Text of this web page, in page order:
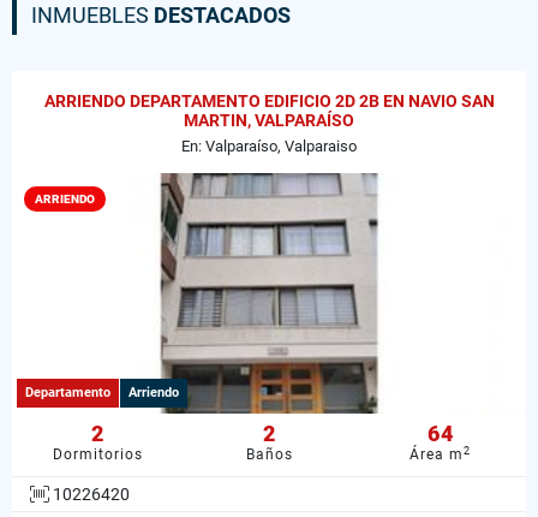
INMUEBLES DESTACADOS
ARRIENDO DEPARTAMENTO EDIFICIO 2D 2B EN NAVIO SAN
MARTIN, VALPARAÍSO
En: Valparaíso, Valparaiso
ARRIENDO
Departamento Arriendo
2
Dormitorios
2
Baños
64
Área m2
10226420